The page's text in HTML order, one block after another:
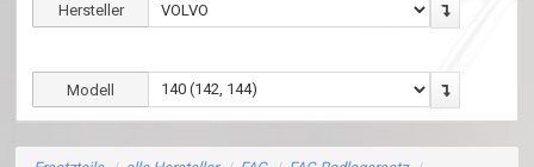
Hersteller
Modell